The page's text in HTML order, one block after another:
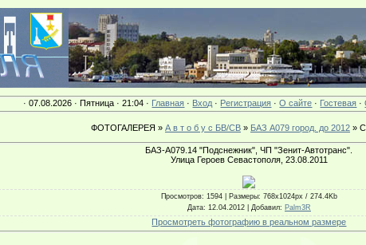
· 07.08.2026 · Пятница · 21:04 · Главная · Вход · Регистрация ·О сайте · Гостевая ·
ФОТОГАЛЕРЕЯ » А в т о б у с БВ/СВ» БАЗ А079 город. до 2012»
БАЗ-А079.14 "Подснежник", ЧП "Зенит-Автотранс".
Улица Героев Севастополя, 23.08.2011
Просмотров: 1594 | Размеры: 768x1024px / 274.4Kb
Дата: 12.04.2012 | Добавил: Palm3R
Просмотреть фотографию в реальном размере